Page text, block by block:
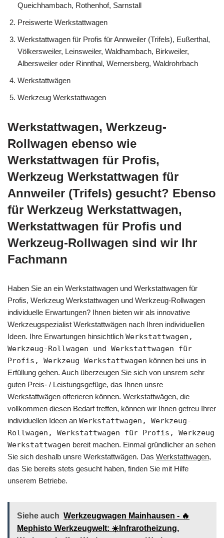
Queichhambach, Rothenhof, Sarnstall
Preiswerte Werkstattwagen
Werkstattwagen für Profis für Annweiler (Trifels), Eußerthal,
Völkersweiler, Leinsweiler, Waldhambach, Birkweiler,
Albersweiler oder Rinnthal, Wernersberg, Waldrohrbach
Werkstattwägen
Werkzeug Werkstattwagen
Werkstattwagen, Werkzeug-
Rollwagen ebenso wie
Werkstattwagen für Profis,
Werkzeug Werkstattwagen für
Annweiler (Trifels) gesucht? Ebenso
für Werkzeug Werkstattwagen,
Werkstattwagen für Profis und
Werkzeug-Rollwagen sind wir Ihr
Fachmann
Haben Sie an ein Werkstattwagen und Werkstattwagen für
Profis, Werkzeug Werkstattwagen und Werkzeug-Rollwagen
individuelle Erwartungen? Ihnen bieten wir als innovative
Werkzeugspezialist Werkstattwägen nach Ihren individuellen
Ideen. Ihre Erwartungen hinsichtlich Werkstattwagen,
Werkzeug-Rollwagen und Werkstattwagen für
Profis, Werkzeug Werkstattwagen können bei uns in
Erfüllung gehen. Auch überzeugen Sie sich von unsrem sehr
guten Preis- / Leistungsgefüge, das Ihnen unsre
Werkstattwägen offerieren können. Werkstattwägen, die
vollkommen diesen Bedarf treffen, können wir Ihnen getreu Ihrer
individuellen Ideen an Werkstattwagen, Werkzeug-
Rollwagen, Werkstattwagen für Profis, Werkzeug
Werkstattwagen bereit machen. Einmal gründlicher an sehen
Sie sich deshalb unsre Werkstattwägen. Das Werkstattwagen,
das Sie bereits stets gesucht haben, finden Sie mit Hilfe
unserem Betriebe.
Siehe auch Werkzeugwagen Mainhausen - 🔥
Mephisto Werkzeugwelt: ☀️Infrarotheizung,